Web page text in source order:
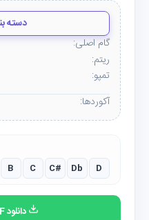
دسته
گام اصلی:
ریتم:
تمپو:
آکوردها:
B C C# Db D
دانلود PDF این آکورد